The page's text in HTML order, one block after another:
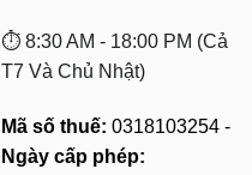
⏱️ 8:30 AM - 18:00 PM (Cả
T7 Và Chủ Nhật)
Mã số thuế: 0318103254 -
Ngày cấp phép: